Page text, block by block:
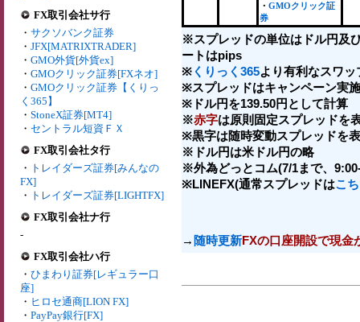
FX取引会社サ行
・ サクソバンク証券
・ JFX[MATRIXTRADER]
・ GMO外貨[外貨ex]
・ GMOクリック証券[FXネオ]
・ GMOクリック証券【くりっ
く365】
・ StoneX証券[MT4]
・ セントラル短資ＦＸ
FX取引会社タ行
・ トレイダーズ証券[みんなの
FX]
・ トレイダーズ証券[LIGHTFX]
FX取引会社ナ行
-
FX取引会社ハ行
・ ひまわり証券[レギュラー口
座]
・ ヒロセ通商[LION FX]
・ PayPay銀行[FX]
・ GMOクリック証
券
※スプレッドの単位はドル円及
ートはpips
※ くりっく365より有利なスワ
※スプレッドはキャンペーン実
※ドル円を139.50円として計算
※赤字は原則固定スプレッドを
※黒字は随時変動スプレッドを
※ドル円は米ドル円の略
※外為どっとコム(7/1まで、
※LINEFX(通常スプレッドはこ
→ 随時更新FXの口座開設で現金